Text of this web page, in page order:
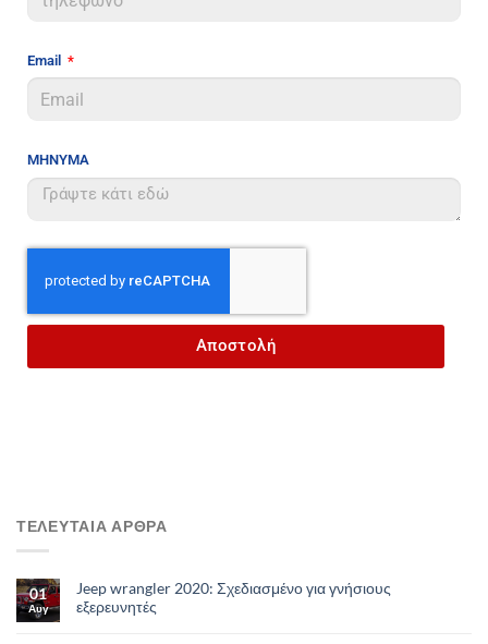
Email
ΜΗΝΥΜΑ
Αποστολή
ΤΕΛΕΥΤΑΙΑ ΑΡΘΡΑ
01
Αυγ
Jeep wrangler 2020: Σχεδιασμένο για γνήσιους
εξερευνητές